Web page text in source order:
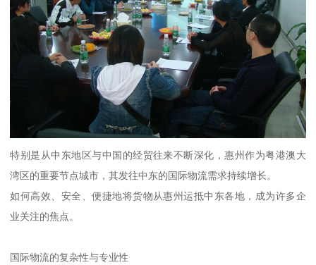
特别是从中东地区与中国的经贸往来不断深化，惠州作为粤港澳大
湾区的重要节点城市，其发往中东的国际物流需求持续增长。
如何高效、安全、便捷地将货物从惠州运抵中东各地，成为许多企
业关注的焦点。
国际物流的复杂性与专业性